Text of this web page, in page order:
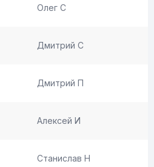
Олег С
Дмитрий С
Дмитрий П
Алексей И
Станислав Н